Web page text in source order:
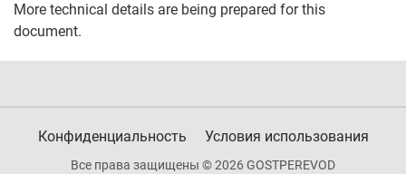
More technical details are being prepared for this
document.
Конфиденциальность Условия использования
Все права защищены © 2026 GOSTPEREVOD